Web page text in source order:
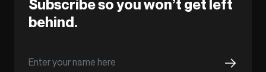
Subscribe so you won’t get left
behind.